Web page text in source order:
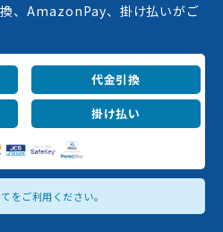
、AmazonPay、掛け払いがご
代金引換
掛け払い
をご利用ください。